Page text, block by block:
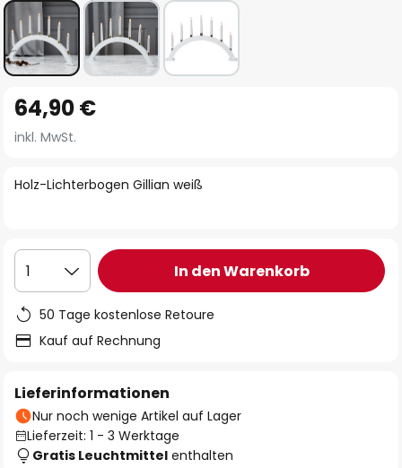
Anfang
der
springen
Holz-Lichterbogen Gillian weiß
64,90 €
inkl. MwSt.
1 In den Warenkorb
50 Tage kostenlose Retoure
Kauf auf Rechnung
Lieferinformationen
Nur noch wenige Artikel auf Lager
Lieferzeit: 1 - 3 Werktage
Gratis Leuchtmittel enthalten